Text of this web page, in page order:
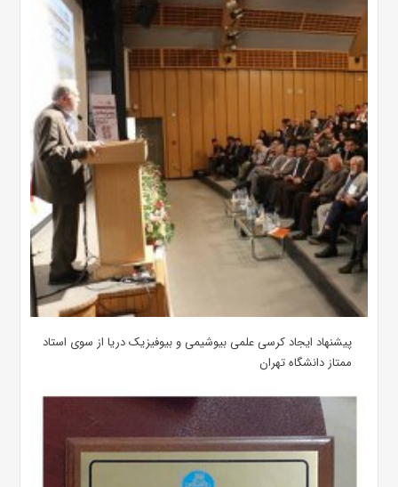
پیشنهاد ایجاد کرسی علمی بیوشیمی و بیوفیزیک دریا از سوی استاد
ممتاز دانشگاه تهران